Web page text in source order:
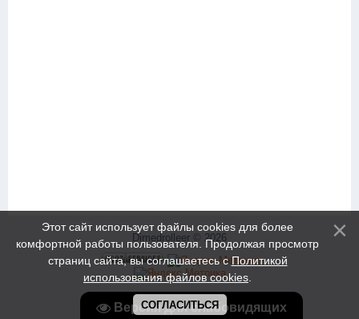
Версия для слабовидящих
Dimedrolleer © 2026
Этот сайт использует файлы cookies для более
комфортной работы пользователя. Продолжая просмотр
страниц сайта, вы соглашаетесь сПолитикой
использования файлов cookies
СОГЛАСИТЬСЯ